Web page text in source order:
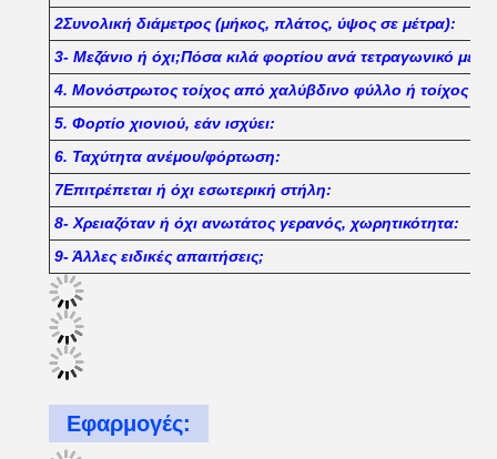
2Συνολική διάμετρος (μήκος, πλάτος, ύψος σε μέτρα):
3- Μεζάνιο ή όχι;Πόσα κιλά φορτίου ανά τετραγωνικό
4. Μονόστρωτος τοίχος από χαλύβδινο φύλλο ή τοίχος
5. Φορτίο χιονιού, εάν ισχύει:
6. Ταχύτητα ανέμου/φόρτωση:
7Επιτρέπεται ή όχι εσωτερική στήλη:
8- Χρειαζόταν ή όχι ανωτάτος γερανός, χωρητικότητα:
9- Άλλες ειδικές απαιτήσεις;
Εφαρμογές: